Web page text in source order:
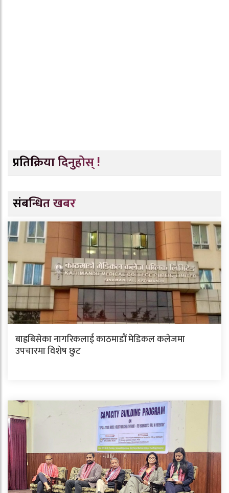
प्रतिक्रिया दिनुहोस् !
संबन्धित खबर
बाह्रबिसेका नागरिकलाई काठमाडौं मेडिकल कलेजमा
उपचारमा विशेष छुट